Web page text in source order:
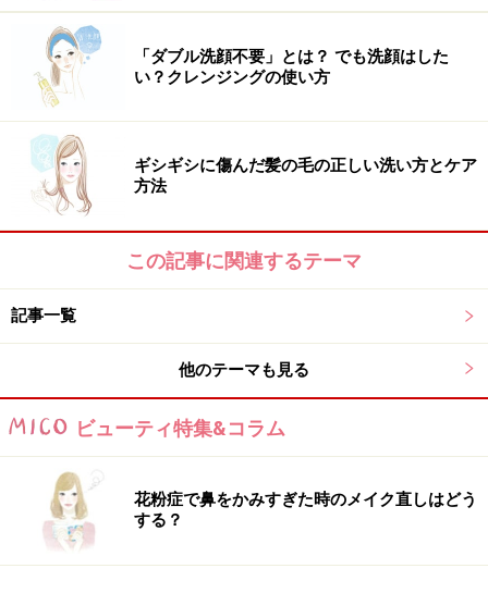
毛を柔らかい手触りにするトリートメントを使うといい
ですね。髪がまとまると短い毛が目立たなくなります。
それと頭皮の毛穴の詰まり、皮脂の汚れがあると髪の育
つ環境が悪くなるため、髪が真っ直ぐに生えてこなかっ
たり、生えづらくもなります。髪の毛がしなやかに育つ
ためには、地肌の皮脂や汚れをきちん取って、清潔にし
おくことが大切。シャンプー前のプレケアで頭皮のクレ
ンジングをして、毛穴に詰まった汚れや皮脂をとってお
けば、髪の毛の生まれ変わりのサイクルも良好になり、
新生毛も正常にしっかり育ちますよ。こんなふうに根本
毛”対策、してみて下さい！
山本さんのおすすめアイテム
「ダブル洗顔不要」とは？ でも洗顔はした
い？クレンジングの使い方
ギシギシに傷んだ髪の毛の正しい洗い方とケア
方法
この記事に関連するテーマ
記事一覧
他のテーマも見る
ビューティ特集&コラム
花粉症で鼻をかみすぎた時のメイク直しはどう
する？